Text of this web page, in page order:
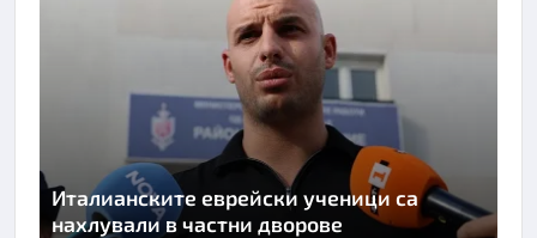
Италианските еврейски ученици са
нахлували в частни дворове